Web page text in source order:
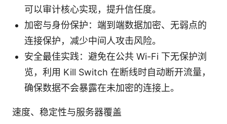
可以审计核心实现，提升信任度。
加密与身份保护：端到端数据加密、无弱点的
连接保护，减少中间人攻击风险。
安全最佳实践：避免在公共 Wi-Fi 下无保护浏
览，利用 Kill Switch 在断线时自动断开流量，
确保数据不会暴露在未加密的连接上。
速度、稳定性与服务器覆盖